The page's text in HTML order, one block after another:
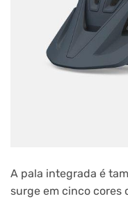
A pala integrada é
surge em cinco cores